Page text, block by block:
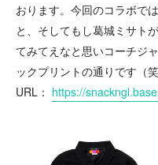
おります。今回のコラボで
と、そしてもし葛城ミサト
てみてえなと思いコーチジ
ックプリントの通りです（笑
URL： https://